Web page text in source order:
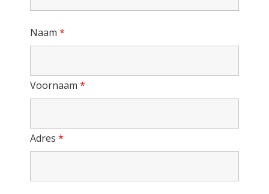
Naam *
Voornaam *
Adres *